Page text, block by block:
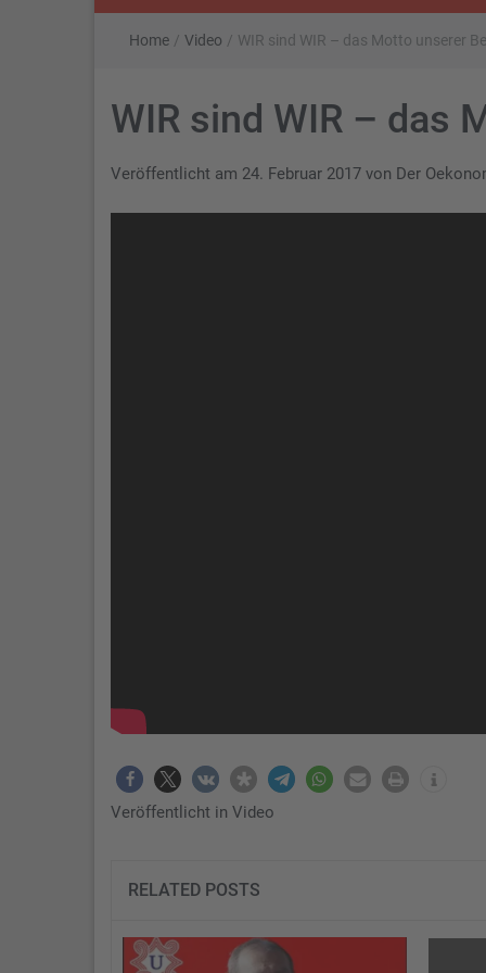
Home / Video / WIR sind WIR – das Motto unserer
WIR sind WIR – das
Veröffentlicht am 24. Februar 2017 von Der
Veröffentlicht in Video
RELATED POSTS